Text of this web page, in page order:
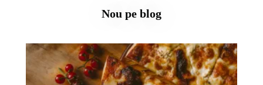
Nou pe blog